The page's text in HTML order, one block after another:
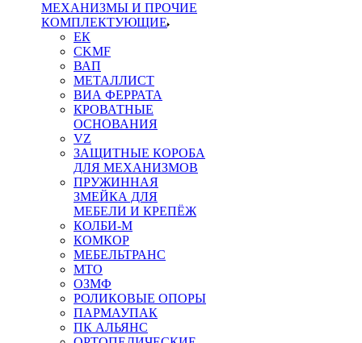
МЕХАНИЗМЫ И ПРОЧИЕ
КОМПЛЕКТУЮЩИЕ
ЕК
CKMF
ВАП
МЕТАЛЛИСТ
ВИА ФЕРРАТА
КРОВАТНЫЕ
ОСНОВАНИЯ
VZ
ЗАЩИТНЫЕ КОРОБА
ДЛЯ МЕХАНИЗМОВ
ПРУЖИННАЯ
ЗМЕЙКА ДЛЯ
МЕБЕЛИ И КРЕПЁЖ
КОЛБИ-М
КОМКОР
МЕБЕЛЬТРАНС
MTO
ОЗМФ
РОЛИКОВЫЕ ОПОРЫ
ПАРМАУПАК
ПК АЛЬЯНС